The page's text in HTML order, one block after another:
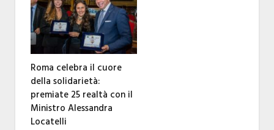
Roma celebra il cuore
della solidarietà:
premiate 25 realtà con il
Ministro Alessandra
Locatelli